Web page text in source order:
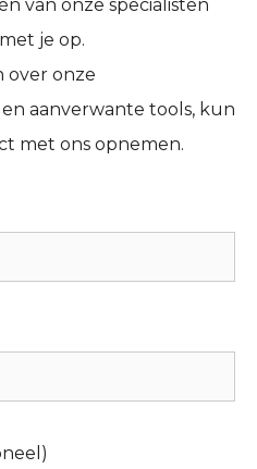
van onze specialisten
je op.
over onze
aanverwante tools, kun
met ons opnemen.